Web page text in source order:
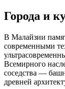
Города и
В Малайзии
современными
Всемирного
соседства —
древней